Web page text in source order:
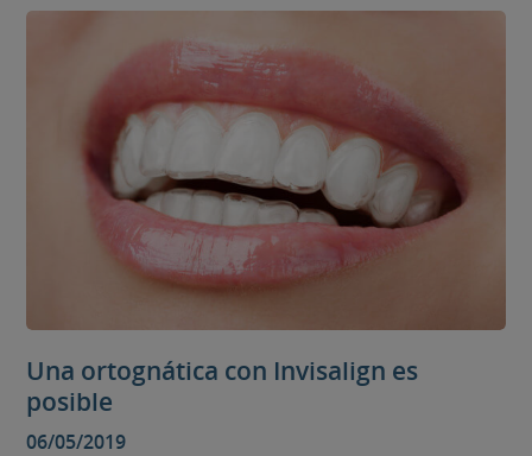
Una ortognática con Invisalign es
posible
06/05/2019